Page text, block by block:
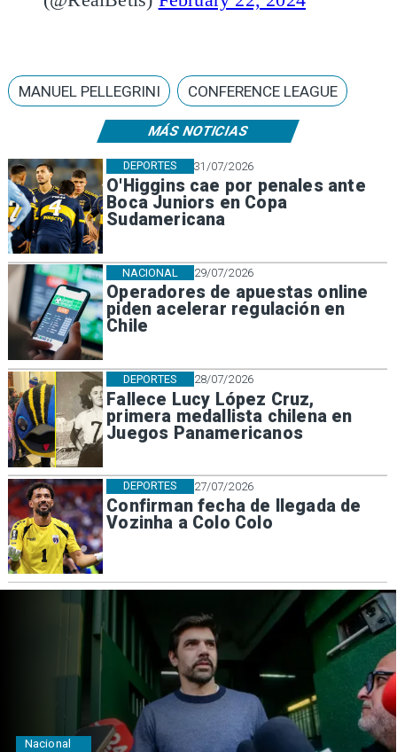
MÁS NOTICIAS
31/07/2026
O'Higgins cae por penales ante
Boca Juniors en Copa
Sudamericana
DEPORTES
29/07/2026
Operadores de apuestas online
piden acelerar regulación en
Chile
NACIONAL
28/07/2026
Fallece Lucy López Cruz,
primera medallista chilena en
Juegos Panamericanos
DEPORTES
27/07/2026
Confirman fecha de llegada de
Vozinha a Colo Colo
DEPORTES
MANUEL PELLEGRINI CONFERENCE LEAGUE
Nacional